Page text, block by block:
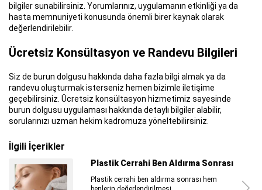
bilgiler sunabilirsiniz. Yorumlarınız, uygulamanın etkinliği ya da
hasta memnuniyeti konusunda önemli birer kaynak olarak
değerlendirilebilir.
Ücretsiz Konsültasyon ve Randevu Bilgileri
Siz de burun dolgusu hakkında daha fazla bilgi almak ya da
randevu oluşturmak isterseniz hemen bizimle iletişime
geçebilirsiniz. Ücretsiz konsültasyon hizmetimiz sayesinde
burun dolgusu uygulaması hakkında detaylı bilgiler alabilir,
sorularınızı uzman hekim kadromuza yöneltebilirsiniz.
İlgili İçerikler
Mini Yüz Germe ve Yüz Germe Farkları
Ciltteki yaşlanma etkilerini azaltmak için